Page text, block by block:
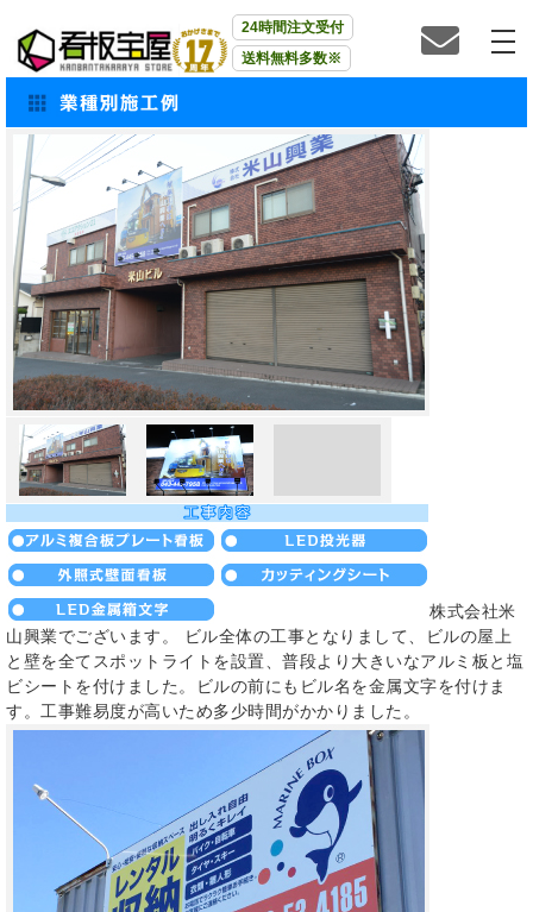
24時間注文受付
送料無料多数※
株式会社米
山興業でございます。 ビル全体の工事となりまして、ビルの屋上
と壁を全てスポットライトを設置、普段より大きいなアルミ板と塩
ビシートを付けました。ビルの前にもビル名を金属文字を付けま
す。工事難易度が高いため多少時間がかかりました。